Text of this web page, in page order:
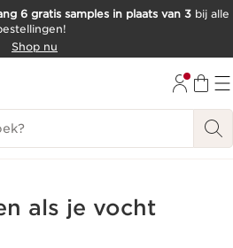
6 gratis samples in plaats van 3 bij alle
Shop nu
als je vocht